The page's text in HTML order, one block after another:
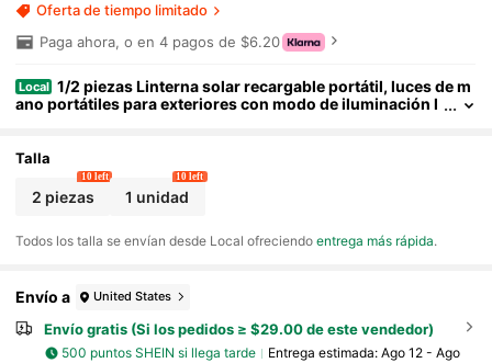
Oferta de tiempo limitado
Paga ahora, o en 4 pagos de $6.20
Local 1/2 piezas Linterna solar recargable portátil, luces de m
ano portátiles para exteriores con modo de iluminación l
Talla
2 piezas
10 left
1 unidad
10 left
Todos los talla se envían desde Local ofreciendoentrega más rápida.
Envío a United States
Envío gratis (Si los pedidos ≥ $29.00 de este vendedor)
500 puntos SHEIN si llega tarde Entrega estimada: Ago 12 - Ago